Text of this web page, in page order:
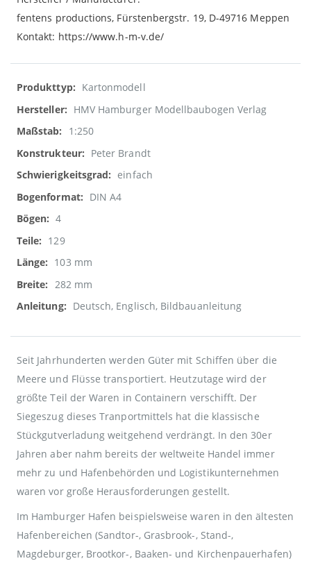
fentens productions, Fürstenbergstr. 19, D-49716 Meppen
Kontakt: https://www.h-m-v.de/
Weitere
Informationen
Kartonmodell
HMV Hamburger Modellbaubogen Verlag
1:250
Peter Brandt
einfach
DIN A4
4
129
103 mm
282 mm
Deutsch, Englisch, Bildbauanleitung
Seit Jahrhunderten werden Güter mit Schiffen über die
Meere und Flüsse transportiert. Heutzutage wird der
größte Teil der Waren in Containern verschifft. Der
Siegeszug dieses Tranportmittels hat die klassische
Stückgutverladung weitgehend verdrängt. In den 30er
Jahren aber nahm bereits der weltweite Handel immer
mehr zu und Hafenbehörden und Logistikunternehmen
waren vor große Herausforderungen gestellt.
Im Hamburger Hafen beispielsweise waren in den ältesten
Hafenbereichen (Sandtor-, Grasbrook-, Stand-,
Magdeburger, Brootkor-, Baaken- und Kirchenpauerhafen)